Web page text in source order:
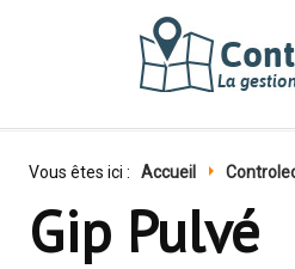
Vous êtes ici : Accueil
Gip Pulvé